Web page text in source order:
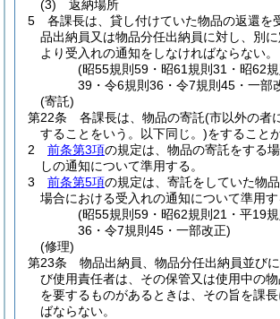
(3)
返納場所
5
各課長は、貸し付けていた物品の返還を
品出納員又は物品分任出納員に対し、別
より受入れの通知をしなければならない。
(昭55規則59・昭61規則31・昭62
39・令6規則36・令7規則45・一部
(寄託)
第22条
各課長は、物品の寄託(市以外の者
することをいう。以下同じ。)をすること
2
前条第3項の規定は、物品の寄託をする
しの通知について準用する。
3
前条第5項の規定は、寄託をしていた物
場合における受入れの通知について準用す
(昭55規則59・昭62規則21・平19
36・令7規則45・一部改正)
(修理)
第23条
物品出納員、物品分任出納員並び
び使用責任者は、その保管又は使用中の
を要するものがあるときは、その旨を課
ばならない。